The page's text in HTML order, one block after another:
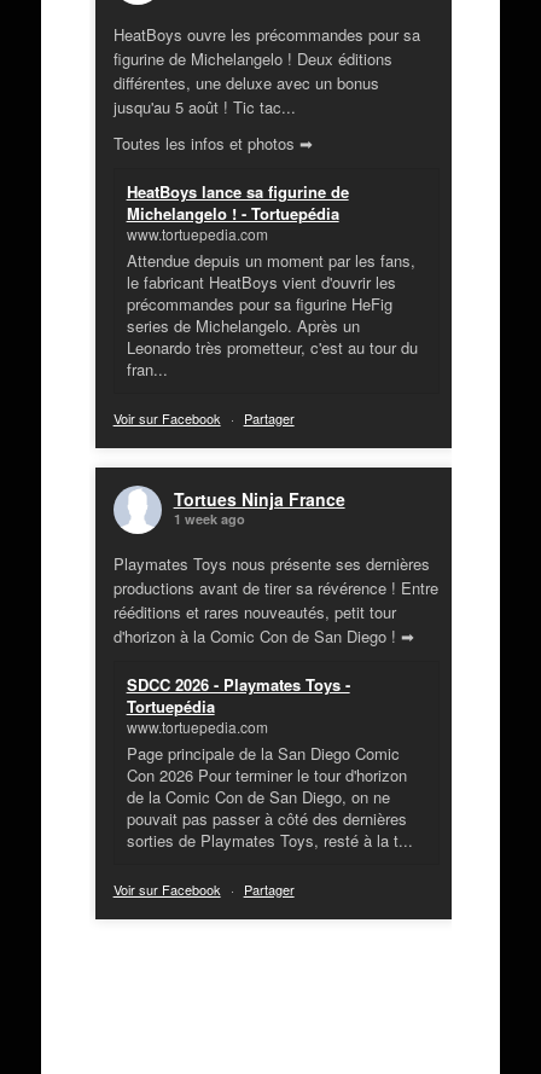
HeatBoys ouvre les précommandes pour sa
figurine de Michelangelo ! Deux éditions
différentes, une deluxe avec un bonus
jusqu'au 5 août ! Tic tac...
Toutes les infos et photos ➡
HeatBoys lance sa figurine de
Michelangelo ! - Tortuepédia
www.tortuepedia.com
Attendue depuis un moment par les fans,
le fabricant HeatBoys vient d'ouvrir les
précommandes pour sa figurine HeFig
series de Michelangelo. Après un
Leonardo très prometteur, c'est au tour du
fran...
Voir sur Facebook · Partager
Tortues Ninja France
1 week ago
Playmates Toys nous présente ses dernières
productions avant de tirer sa révérence ! Entre
rééditions et rares nouveautés, petit tour
d'horizon à la Comic Con de San Diego ! ➡
SDCC 2026 - Playmates Toys -
Tortuepédia
www.tortuepedia.com
Page principale de la San Diego Comic
Con 2026 Pour terminer le tour d'horizon
de la Comic Con de San Diego, on ne
pouvait pas passer à côté des dernières
sorties de Playmates Toys, resté à la t...
Voir sur Facebook · Partager